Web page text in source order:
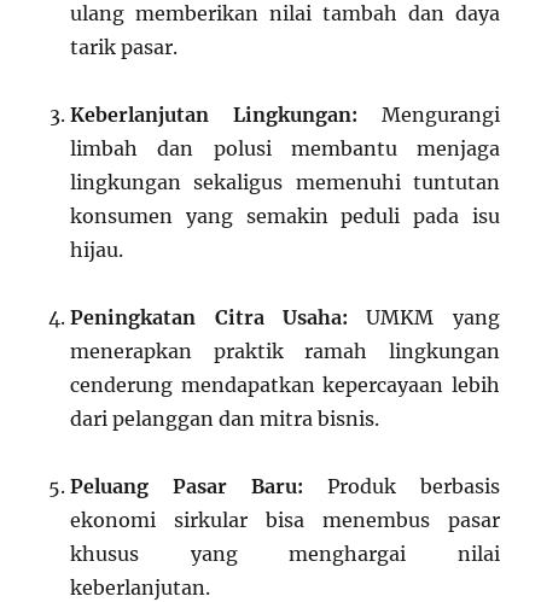
ulang memberikan nilai tambah dan daya
tarik pasar.
Keberlanjutan Lingkungan: Mengurangi
limbah dan polusi membantu menjaga
lingkungan sekaligus memenuhi tuntutan
konsumen yang semakin peduli pada isu
hijau.
Peningkatan Citra Usaha: UMKM yang
menerapkan praktik ramah lingkungan
cenderung mendapatkan kepercayaan lebih
dari pelanggan dan mitra bisnis.
Peluang Pasar Baru: Produk berbasis
ekonomi sirkular bisa menembus pasar
khusus yang menghargai nilai
keberlanjutan.